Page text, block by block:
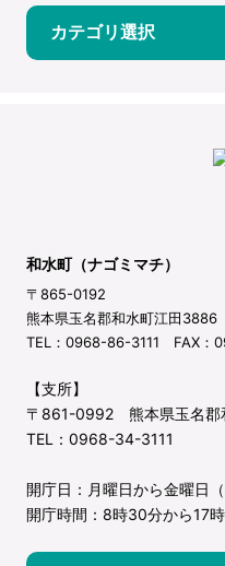
カテゴリ選択
和水町（ナゴミマチ）
〒865-0192
熊本県玉名郡和水町江田3886
TEL：0968-86-3111 FAX：
【支所】
〒861-0992 熊本県玉名郡
TEL：0968-34-3111
開庁日：月曜日から金曜日
開庁時間：8時30分から17